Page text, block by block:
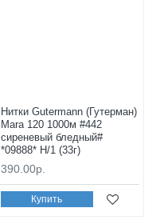
Нитки Gutermann (Гутерман)
Mara 120 1000м #442
сиреневый бледный#
*09888* H/1 (33г)
390.00р.
Купить